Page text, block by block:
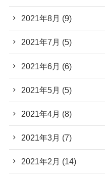
2021年8月 (9)
2021年7月 (5)
2021年6月 (6)
2021年5月 (5)
2021年4月 (8)
2021年3月 (7)
2021年2月 (14)